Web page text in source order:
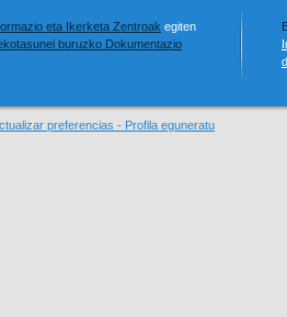
eta Ikerketa Zentroak egiten
buruzko Dokumentazio
preferencias - Profila eguneratu